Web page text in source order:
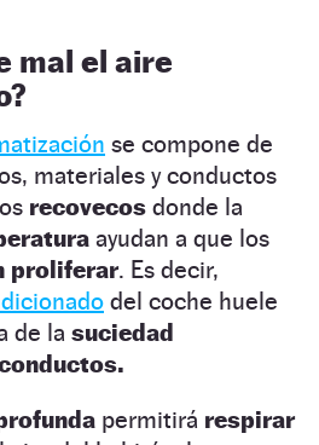
mal el aire
se compone de
materiales y conductos
recovecos donde la
ayudan a que los
proliferar. Es decir,
del coche huele
de la suciedad
permitirá respirar